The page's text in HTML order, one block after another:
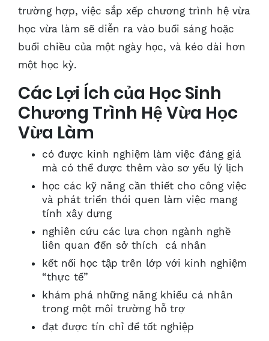
trường hợp, việc sắp xếp chương trình hệ vừa
học vừa làm sẽ diễn ra vào buổi sáng hoặc
buổi chiều của một ngày học, và kéo dài hơn
một học kỳ.
Các Lợi Ích của Học Sinh
Chương Trình Hệ Vừa Học
Vừa Làm
có được kinh nghiệm làm việc đáng giá
mà có thể được thêm vào sơ yếu lý lịch
học các kỹ năng cần thiết cho công việc
và phát triển thói quen làm việc mang
tính xây dựng
nghiên cứu các lựa chọn ngành nghề
liên quan đến sở thích cá nhân
kết nối học tập trên lớp với kinh nghiệm
“thực tế”
khám phá những năng khiếu cá nhân
trong một môi trường hỗ trợ
đạt được tín chỉ để tốt nghiệp